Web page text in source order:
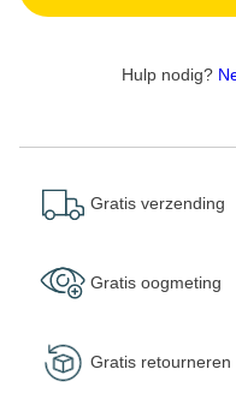
Hulp nodig?
Gratis verzending
Gratis oogmeting
Gratis retourneren